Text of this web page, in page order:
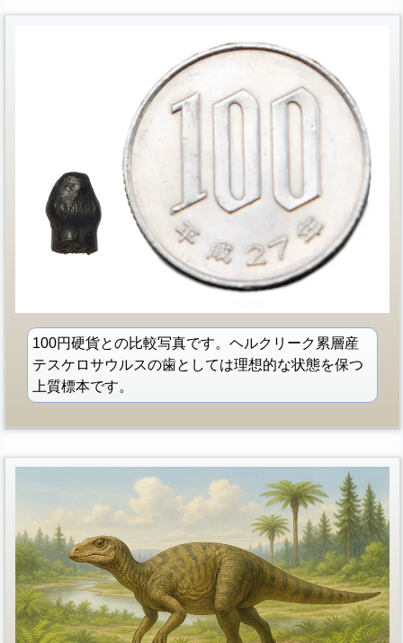
100円硬貨との比較写真です。ヘルクリーク累層産
テスケロサウルスの歯としては理想的な状態を保つ
上質標本です。